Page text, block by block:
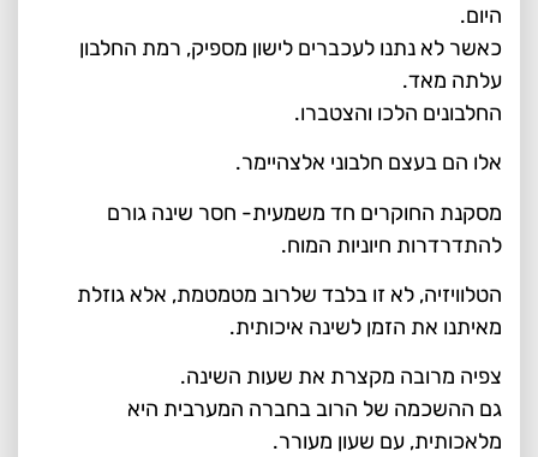
היום.
כאשר לא נתנו לעכברים לישון מספיק, רמת החלבון
עלתה מאד.
החלבונים הלכו והצטברו.
אלו הם בעצם חלבוני אלצהיימר.
מסקנת החוקרים חד משמעית- חסר שינה גורם
להתדרדרות חיוניות המוח.
הטלוויזיה, לא זו בלבד שלרוב מטמטמת, אלא גוזלת
מאיתנו את הזמן לשינה איכותית.
צפיה מרובה מקצרת את שעות השינה.
גם ההשכמה של הרוב בחברה המערבית היא
מלאכותית, עם שעון מעורר.